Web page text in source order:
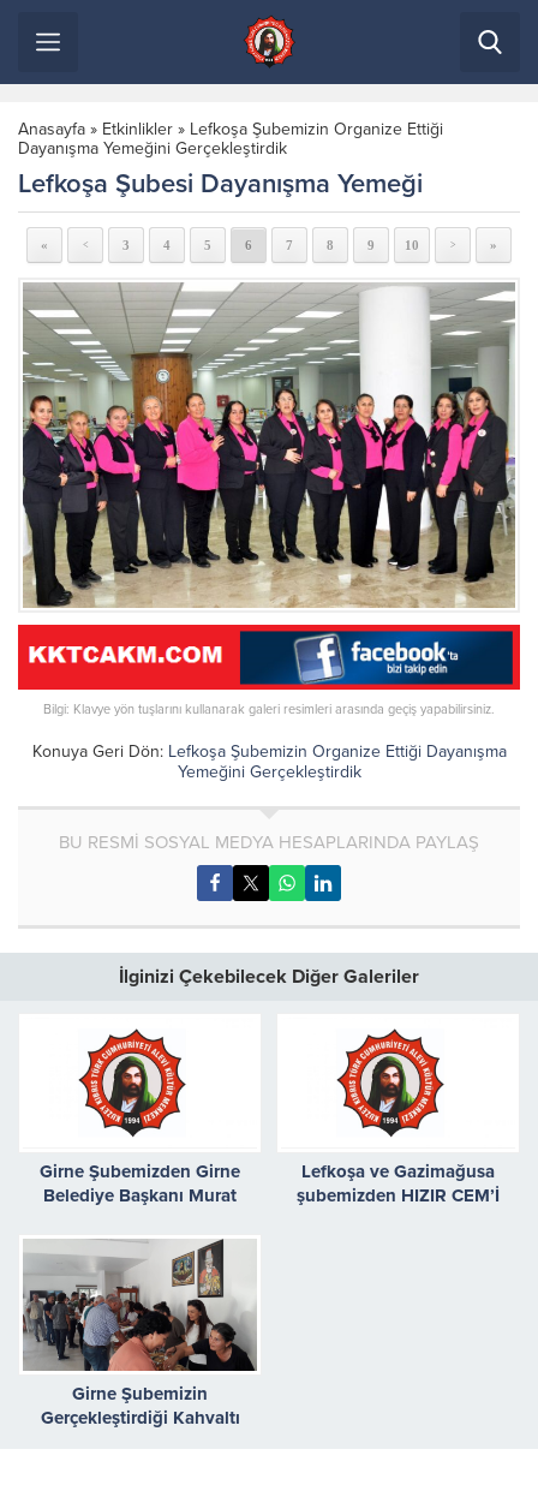
Anasayfa » Etkinlikler » Lefkoşa Şubemizin Organize Ettiği
Dayanışma Yemeğini Gerçekleştirdik
Lefkoşa Şubesi Dayanışma Yemeği
« < 3 4 5 6 7 8 9 10 > »
Bilgi: Klavye yön tuşlarını kullanarak galeri resimleri arasında geçiş yapabilirsiniz.
Konuya Geri Dön: Lefkoşa Şubemizin Organize Ettiği Dayanışma
Yemeğini Gerçekleştirdik
BU RESMİ SOSYAL MEDYA HESAPLARINDA PAYLAŞ
İlginizi Çekebilecek Diğer Galeriler
Girne Şubemizden Girne
Belediye Başkanı Murat
Lefkoşa ve Gazimağusa
şubemizden HIZIR CEM’İ
Girne Şubemizin
Gerçekleştirdiği Kahvaltı